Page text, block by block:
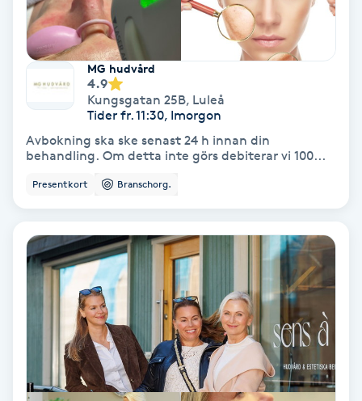
Fransförlängning Megavolym
Fransförlängning Volym
Fransk manikyr
Fransrengöring
Friskvård
Friskvårdsmassage
Funktionsanalys
MG hudvård
4.9
Kungsgatan 25B, Luleå
Tider fr. 11:30, Imorgon
Avbokning ska ske senast 24 h innan din
behandling. Om detta inte görs debiterar vi 100...
Presentkort Branschorg.